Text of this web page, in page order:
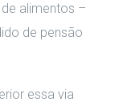
alimentos –
de pensão
essa via